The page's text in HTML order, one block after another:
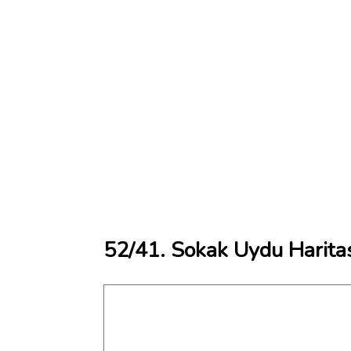
52/41. Sokak Uydu